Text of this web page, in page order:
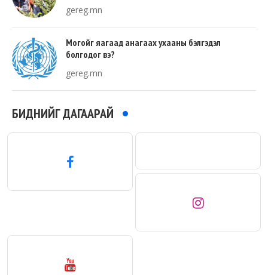
gereg.mn
Могойг яагаад анагаах ухааны бэлгэдэл
болгодог вэ?
gereg.mn
БИДНИЙГ ДАГААРАЙ